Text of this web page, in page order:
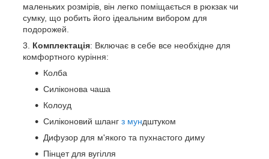
маленьких розмірів, він легко поміщається в рюкзак чи
сумку, що робить його ідеальним вибором для
подорожей.
Комплектація: Включає в себе все необхідне для
комфортного куріння:
Колба
Силіконова чаша
Колоуд
Силіконовий шланг з мундштуком
Дифузор для м'якого та пухнастого диму
Пінцет для вугілля